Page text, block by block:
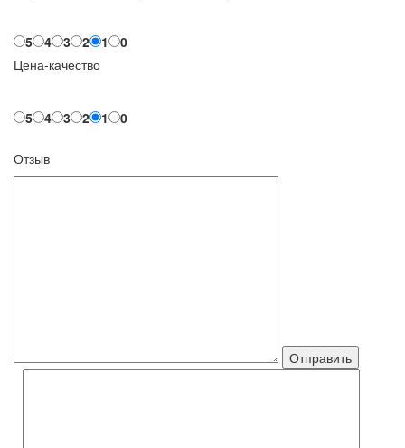
5 4 3 2 1
0
Цена-качество
5 4 3 2 1 0
Отзыв